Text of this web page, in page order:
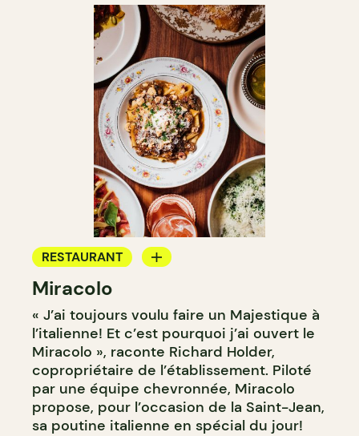
RESTAURANT
BAR
Miracolo
« J’ai toujours voulu faire un Majestique à
l’italienne! Et c’est pourquoi j’ai ouvert le
Miracolo », raconte Richard Holder,
copropriétaire de l’établissement. Piloté
par une équipe chevronnée, Miracolo
propose, pour l’occasion de la Saint-Jean,
sa poutine italienne en spécial du jour!